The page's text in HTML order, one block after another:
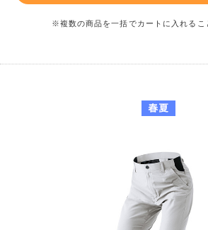
※複数の商品を一括でカートに入れるこ